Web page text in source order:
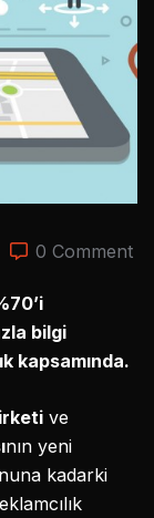
0 Comment
bilgi
kapsamında.
ve
nın yeni
kadarki